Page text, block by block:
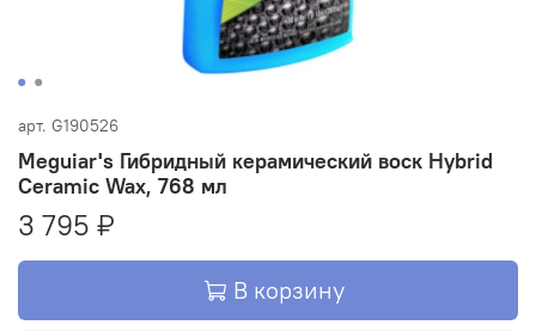
арт. G190526
Meguiar's Гибридный керамический воск Hybrid
Ceramic Wax, 768 мл
3 795 ₽
В корзину